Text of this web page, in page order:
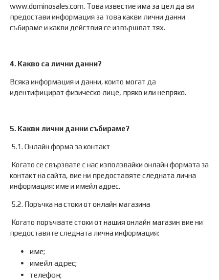
www.dominosales.com. Това известие има за цел да ви
предостави информация за това какви лични данни
събираме и какви действия се извършват тях.
4. Какво са лични данни?
Всяка информация и данни, които могат да
идентифицират физическо лице, пряко или непряко.
5. Какви лични данни събираме?
5.1. Онлайн форма за контакт
Когато се свързвате с нас използвайки онлайн формата за
контакт на сайта, вие ни предоставяте следната лична
информация: име и имейл адрес.
5.2. Поръчка на стоки от онлайн магазина
Когато поръчвате стоки от нашия онлайн магазин вие ни
предоставяте следната лична информация:
име;
имейл адрес;
телефон;